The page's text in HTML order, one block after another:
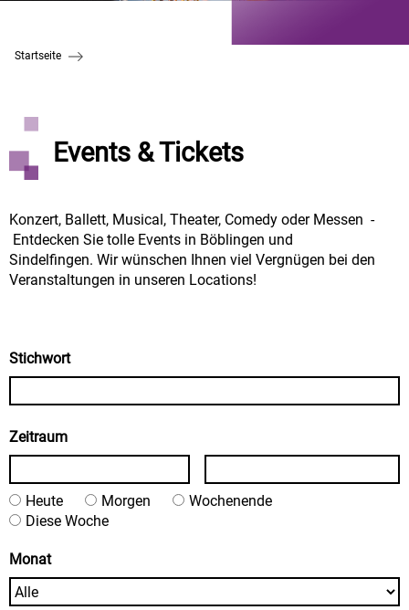
Startseite
Events & Tickets
Konzert, Ballett, Musical, Theater, Comedy oder Messen -
Entdecken Sie tolle Events in Böblingen und
Sindelfingen. Wir wünschen Ihnen viel Vergnügen bei den
Veranstaltungen in unseren Locations!
Stichwort
Zeitraum
Heute Morgen
Wochenende
Diese Woche
Monat